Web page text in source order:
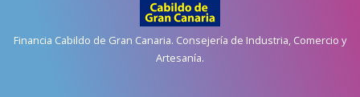
Financia Cabildo de Gran Canaria. Consejería de Industria, Comercio y
Artesanía.